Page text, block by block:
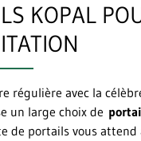
KOPAL
régulière avec la
un large choix de
de portails vous attend